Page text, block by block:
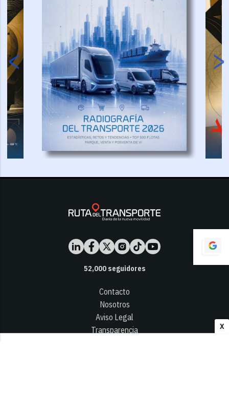
X
52,000seguidores
Contacto
Nosotros
Aviso Legal
Transparencia